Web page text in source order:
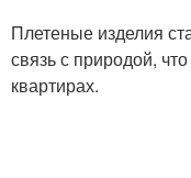
Плетеные изделия
связь с природой,
квартирах.